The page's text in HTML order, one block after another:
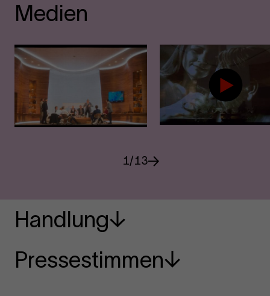
Medien
1/13
Handlung
Pressestimmen